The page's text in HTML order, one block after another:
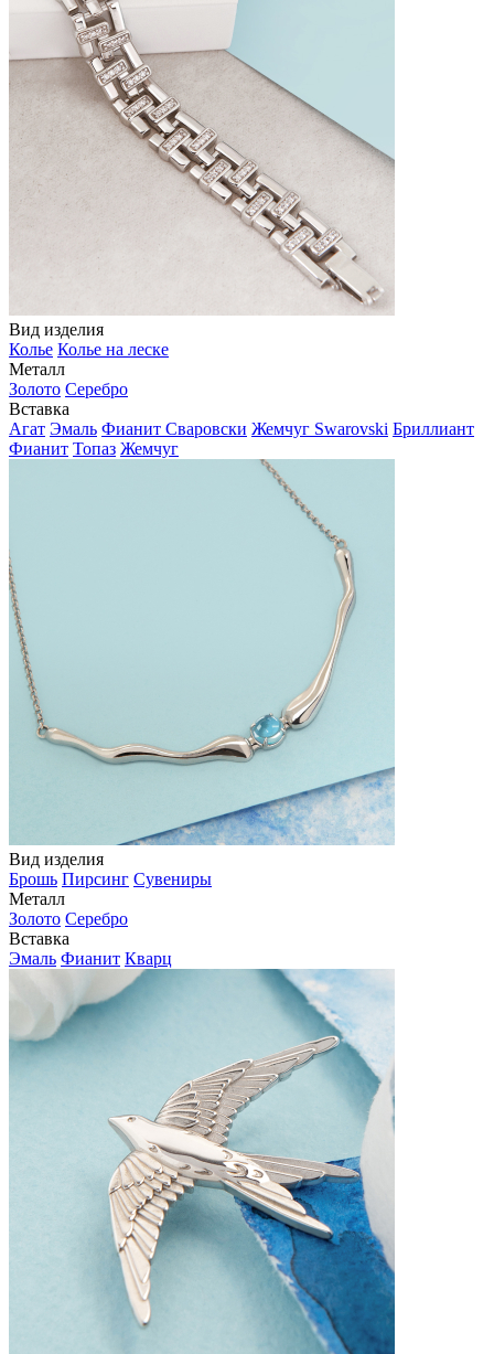
Вид изделия
Колье Колье на леске
Металл
Золото Серебро
Вставка
Агат Эмаль Фианит Сваровски Жемчуг Swarovski Бриллиант
Фианит Топаз Жемчуг
Вид изделия
Брошь Пирсинг Сувениры
Металл
Золото Серебро
Вставка
Эмаль Фианит Кварц